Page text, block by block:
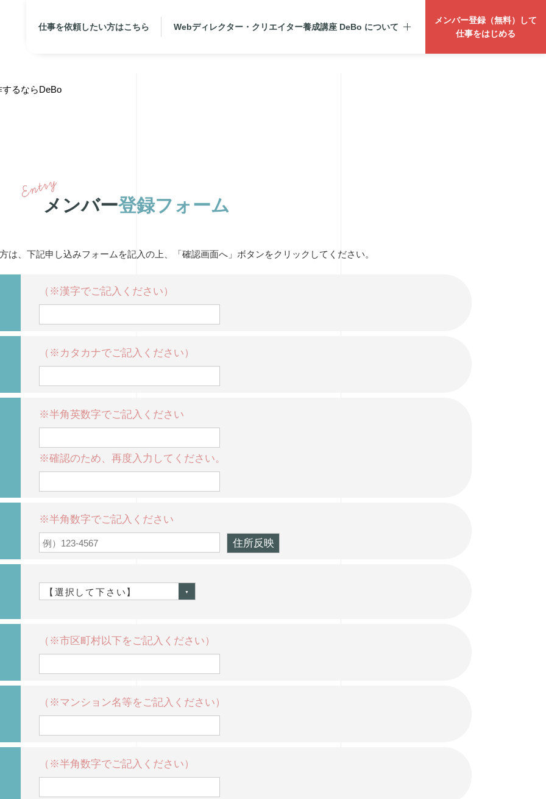
仕事を依頼したい方はこちら Webディレクター・クリエイター養成講座 DeBo について
メンバー登録（無料）して
仕事をはじめる
るならDeBo
メンバー登録フォーム
は、下記申し込みフォームを記入の上、「確認画面へ」ボタンをクリックしてください。
（※漢字でご記入ください）
（※カタカナでご記入ください）
※半角英数字でご記入ください
※確認のため、再度入力してください。
※半角数字でご記入ください
（※市区町村以下をご記入ください）
（※マンション名等をご記入ください）
（※半角数字でご記入ください）